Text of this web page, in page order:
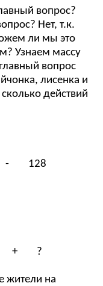
вопрос?
Нет, т.к.
ли мы это
Узнаем массу
вопрос
лисенка и
действий
?
жители на